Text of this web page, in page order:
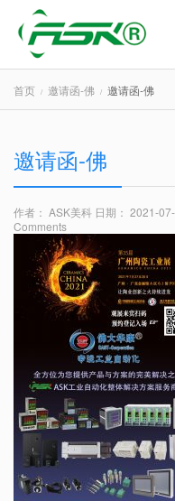
首页 邀请函-佛 邀请函-佛
邀请函-佛
作者： ASK美科 日期： 2021-
Comments